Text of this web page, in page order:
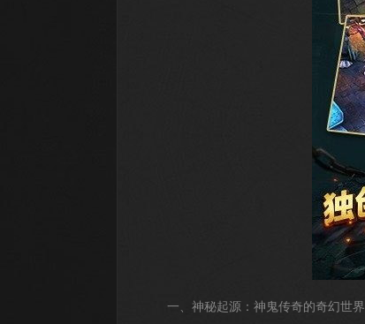
一、神秘起源：神鬼传奇的奇幻世界